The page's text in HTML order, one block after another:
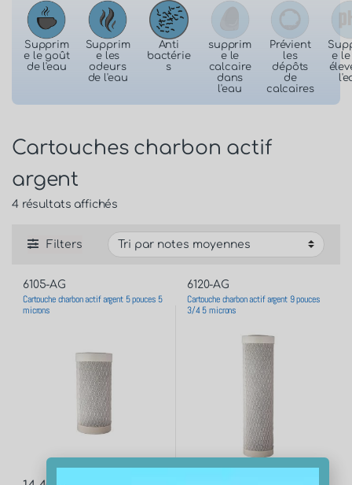
Supprim
e le goût
de l'eau
Supprim
e les
odeurs
de l'eau
Anti
bactérie
s
supprim
e le
calcaire
dans
l'eau
Prévient
les
dépôts
de
calcaires
e
Cartouches charbon actif
argent
4 résultats affichés
Filters
6105-AG
Cartouche charbon actif argent 5 pouces 5
microns
6120-AG
Cartouche charbon actif argent 9 pouces
3/4 5 microns